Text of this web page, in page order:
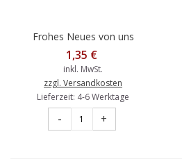
Frohes Neues von uns
allen - Weihnachtskarte
1,35 €
inkl. MwSt.
zzgl. Versandkosten
Lieferzeit: 4-6 Werktage
- +